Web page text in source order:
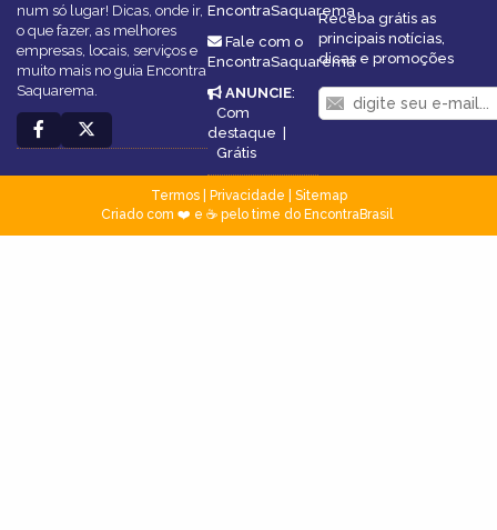
num só lugar! Dicas, onde ir,
o que fazer, as melhores
empresas, locais, serviços e
muito mais no guia Encontra
Saquarema.
EncontraSaquarema
Fale com o
EncontraSaquarema
ANUNCIE:
Com
destaque |
Grátis
Receba grátis as
principais notícias,
dicas e promoções
Termos| Privacidade
Sitemap
Criado com ❤️ e ☕ pelo time do EncontraBrasil